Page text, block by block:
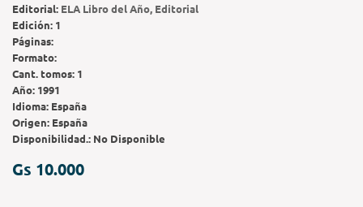
Editorial: ELA Libro del Año, Editorial
Edición: 1
Páginas:
Formato:
Cant. tomos: 1
Año: 1991
Idioma: España
Origen: España
Disponibilidad.: No Disponible
Gs 10.000